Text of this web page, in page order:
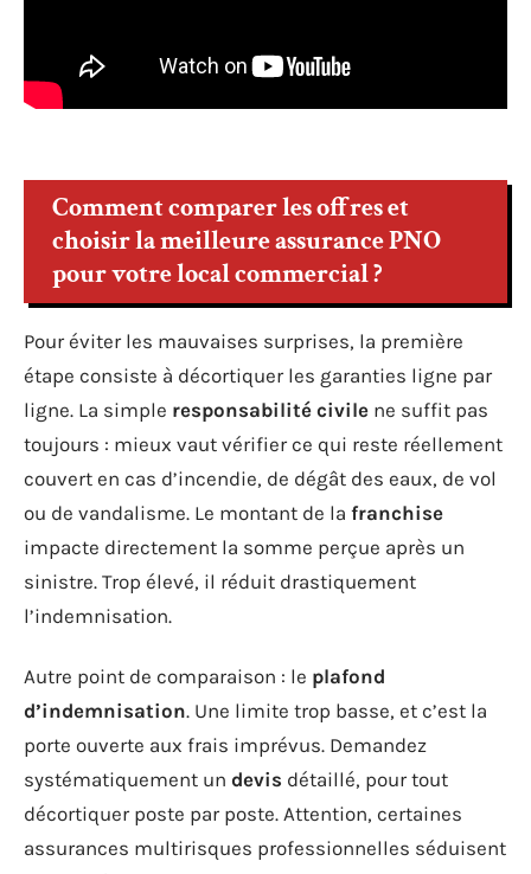
Comment comparer les offres et
choisir la meilleure assurance PNO
pour votre local commercial ?
Pour éviter les mauvaises surprises, la première
étape consiste à décortiquer les garanties ligne par
ligne. La simple responsabilité civile ne suffit pas
toujours : mieux vaut vérifier ce qui reste réellement
couvert en cas d’incendie, de dégât des eaux, de vol
ou de vandalisme. Le montant de la franchise
impacte directement la somme perçue après un
sinistre. Trop élevé, il réduit drastiquement
l’indemnisation.
Autre point de comparaison : le plafond
d’indemnisation. Une limite trop basse, et c’est la
porte ouverte aux frais imprévus. Demandez
systématiquement un devis détaillé, pour tout
décortiquer poste par poste. Attention, certaines
assurances multirisques professionnelles séduisent